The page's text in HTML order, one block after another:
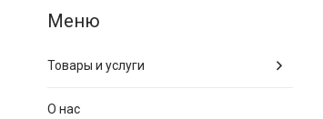
Товары и услуги
О нас